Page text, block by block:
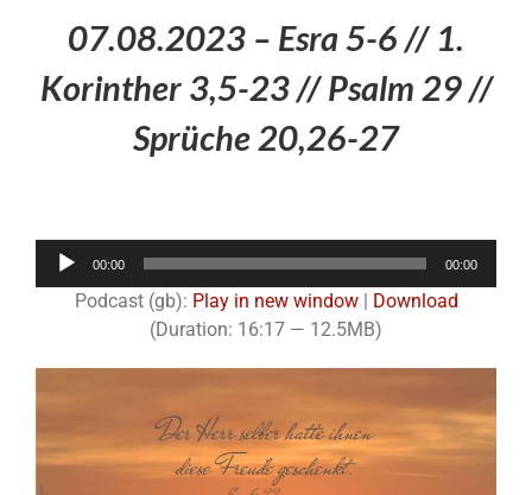
07.08.2023 – Esra 5-6 // 1.
Korinther 3,5-23 // Psalm 29 //
Sprüche 20,26-27
Audio-
00:00 00:00
Podcast (gb): Play in new window|
Download
(Duration: 16:17 — 12.5MB)